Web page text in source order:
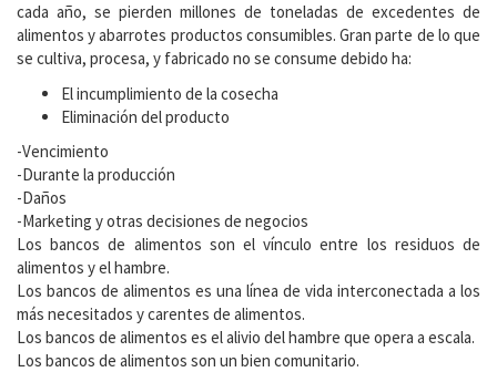
cada año, se pierden millones de toneladas de excedentes de
alimentos y abarrotes productos consumibles. Gran parte de lo que
se cultiva, procesa, y fabricado no se consume debido ha:
El incumplimiento de la cosecha
Eliminación del producto
-Vencimiento
-Durante la producción
-Daños
-Marketing y otras decisiones de negocios
Los bancos de alimentos son el vínculo entre los residuos de
alimentos y el hambre.
Los bancos de alimentos es una línea de vida interconectada a los
más necesitados y carentes de alimentos.
Los bancos de alimentos es el alivio del hambre que opera a escala.
Los bancos de alimentos son un bien comunitario.